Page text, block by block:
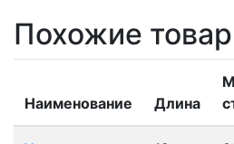
Похожие
Наименование Длина